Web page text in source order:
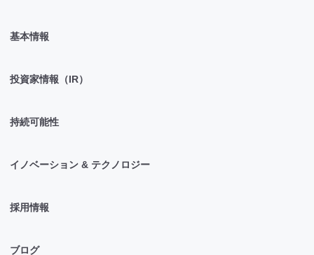
基本情報
投資家情報（IR）
持続可能性
イノベーション & テクノロジー
採用情報
ブログ